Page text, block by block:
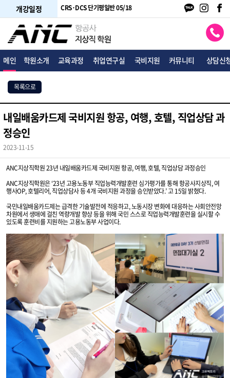
개강일정
기주말반 05/10 CRS·DCS 단기평일반 05/18 여행사 토파스 05/18
메인 학원소개 교육과정 취업연구실 국비지원 커뮤니티 상담신
목록으로
내일배움카드제 국비지원 항공, 여행, 호텔, 직업상담 과
정승인
2023-11-15
ANC지상직학원 23년 내일배움카드제 국비지원 항공, 여행, 호텔, 직업상담 과정승인
ANC지상직학원은 ‘23년 고용노동부 직업능력개발훈련 심가평가를 통해 항공사지상직, 여
행사OP, 호텔리어, 직업상담사 등 4개 국비지원 과정을 승인받았다.’ 고 15일 밝혔다.
국민내일배움카드제는 급격한 기술발전에 적응하고, 노동시장 변화에 대응하는 사회안전망
차원에서 생애에 걸친 역량개발 향상 등을 위해 국민 스스로 직업능력개발훈련을 실시할 수
있도록 훈련비를 지원하는 고용노동부 사업이다.